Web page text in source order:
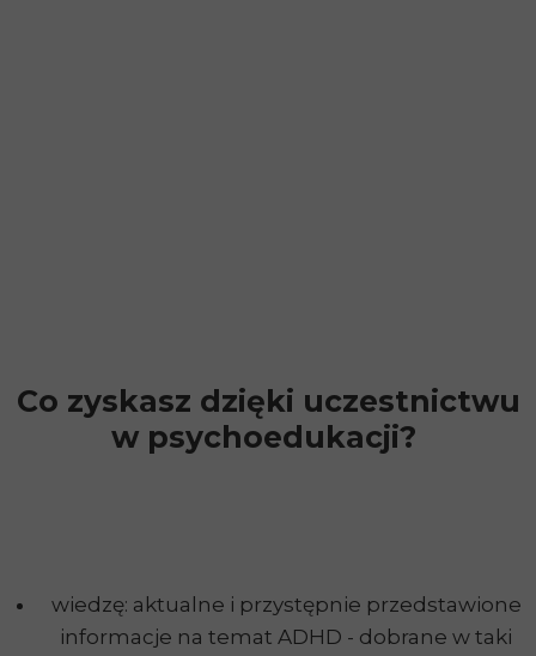
Co zyskasz dzięki uczestnictwu
w psychoedukacji?
wiedzę: aktualne i przystępnie przedstawione
informacje na temat ADHD - dobrane w taki